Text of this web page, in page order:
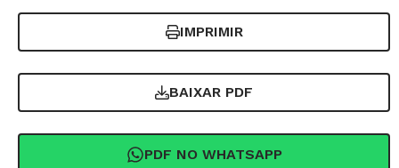
IMPRIMIR
BAIXAR PDF
PDF NO WHATSAPP